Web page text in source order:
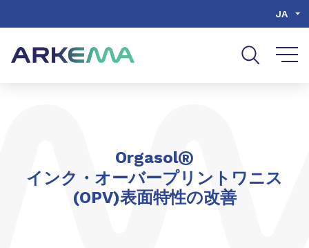
JA
Orgasol®
インク・オーバープリントワニス
(OPV)表面特性の改善